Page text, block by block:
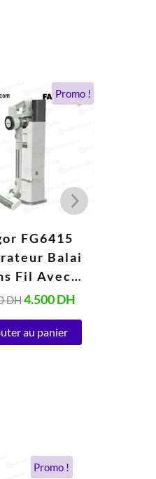
Promo !
FG6415
Balai
Fil Avec
25 kPa,
(300W)
DH
prix
initial
était :
5.400 DH.
4.500DH
Le
prix
au panier
Promo !
Le